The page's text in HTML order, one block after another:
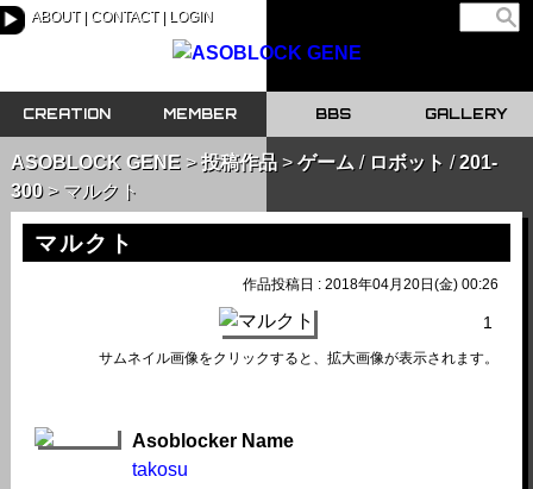
ABOUT CONTACT LOGIN
CREATION MEMBER BBS GALLERY
ASOBLOCK GENE 投稿作品 ゲーム / ロボット /201-
300
マルクト
▶
マルクト
作品投稿日 : 2018年04月20日(金) 00:26
1
サムネイル画像をクリックすると、拡大画像が表示されます。
Asoblocker Name
takosu